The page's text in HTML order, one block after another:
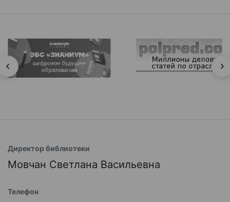
Директор библиотеки
Мовчан Светлана Васильевна
Телефон